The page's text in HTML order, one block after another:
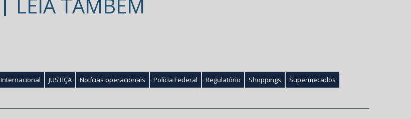
LEIA TAMBÉM
Internacional JUSTIÇA Notícias operacionais Polícia Federal Regulatório Shoppings Supermecados